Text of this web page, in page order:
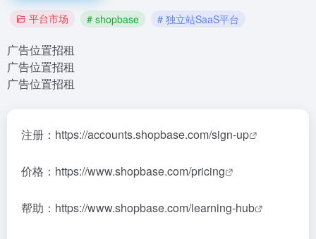
平台市场 # shopbase # 独立站SaaS平台
广告位置招租
广告位置招租
广告位置招租
注册： https://accounts.shopbase.com/sign-up
价格： https://www.shopbase.com/pricing
帮助： https://www.shopbase.com/learning-hub